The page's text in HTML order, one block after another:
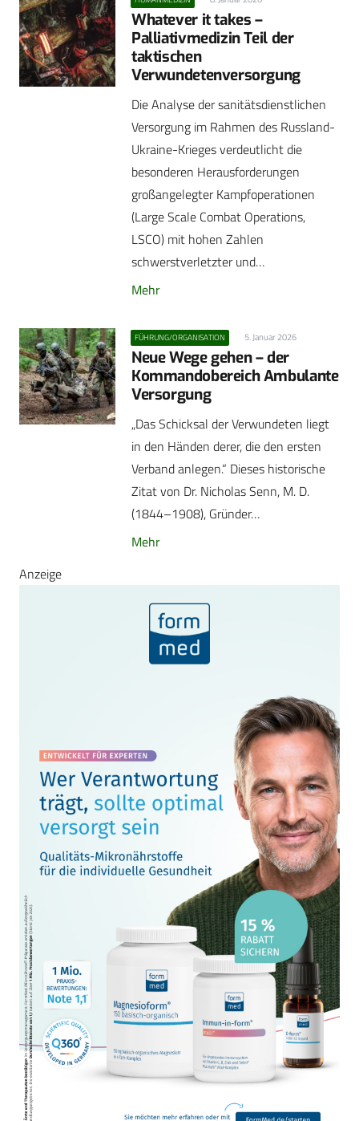
Whatever it takes –
Palliativmedizin Teil der
taktischen
Verwundetenversorgung
Die Analyse der sanitätsdienstlichen
Versorgung im Rahmen des Russland-
Ukraine-Krieges verdeutlicht die
besonderen Herausforderungen
großangelegter Kampfoperationen
(Large Scale Combat Operations,
LSCO) mit hohen Zahlen
schwerstverletzter und…
Mehr
FÜHRUNG/ORGANISATION 5. Januar 2026
Neue Wege gehen – der
Kommandobereich Ambulante
Versorgung
„Das Schicksal der Verwundeten liegt
in den Händen derer, die den ersten
Verband anlegen.“ Dieses historische
Zitat von Dr. Nicholas Senn, M. D.
(1844–1908), Gründer…
Mehr
Anzeige